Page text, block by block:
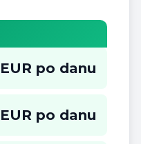
po danu
po danu